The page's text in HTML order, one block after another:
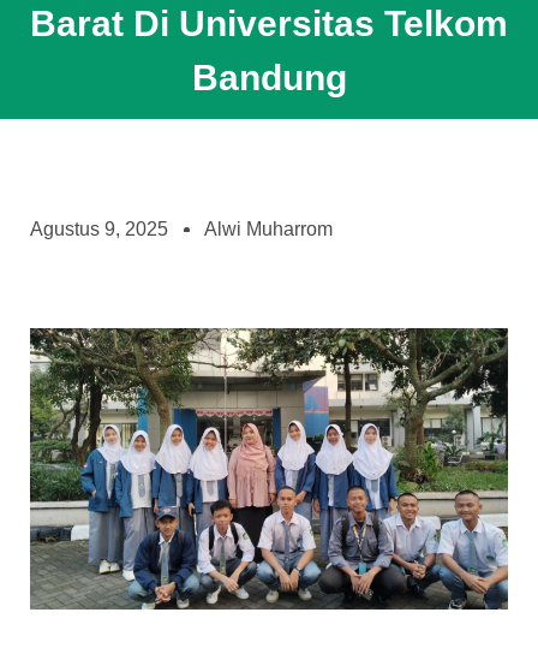
Barat Di Universitas Telkom
Bandung
Agustus 9, 2025 Alwi Muharrom